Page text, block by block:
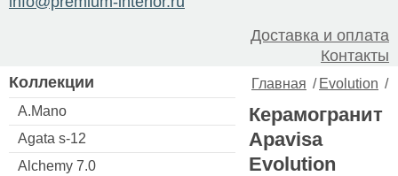
Доставка и оплата
Контакты
Коллекции
A.Mano
Agata s-12
Alchemy 7.0
Главная / Evolution /
Керамогранит
Apavisa
Evolution